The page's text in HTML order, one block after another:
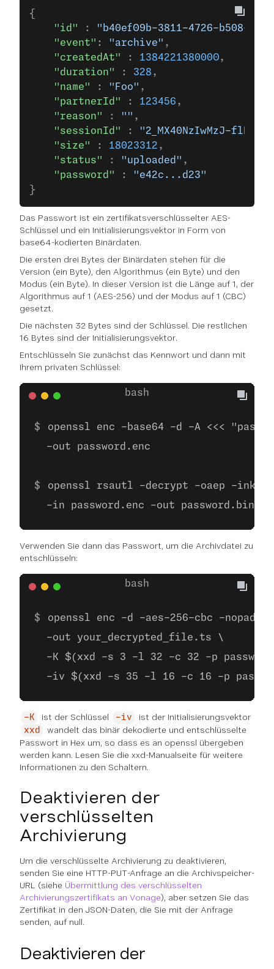
{
    "id"
:
"b40ef09b-3811-4726-b508-
    "event"
: "archive" ,
    "createdAt"
: 1384221380000,
    "duration"
: 328 ,
    "name"
: "Foo" ,
    "partnerId"
: 123456 ,
    "reason"
: "" ,
    "sessionId"
:
"2_MX40NzIwMzJ-
    "size"
: 18023312 ,
    "status"
: "uploaded" ,
    "password"
:
"e42c...d23"
}
Das Passwort ist ein zertifikatsverschlüsselter AES-
Schlüssel und ein Initialisierungsvektor in Form von
base64-kodierten Binärdaten.
Die ersten drei Bytes der Binärdaten stehen für die
Version (ein Byte), den Algorithmus (ein Byte) und den
Modus (ein Byte). In dieser Version ist die Länge auf 1, der
Algorithmus auf 1 (AES-256) und der Modus auf 1 (CBC)
gesetzt.
Die nächsten 32 Bytes sind der Schlüssel. Die restlichen
16 Bytes sind der Initialisierungsvektor.
Entschlüsseln Sie zunächst das Kennwort und dann mit
Ihrem privaten Schlüssel:
openssl enc -base64 -d -A <<<
  -out password.enc
openssl rsautl -decrypt -oaep -inkey
  -in password.enc -out password.bin
Verwenden Sie dann das Passwort, um die Archivdatei zu
entschlüsseln:
openssl enc -d -aes-256-cbc -
  -out your_decrypted_file.ts \
-K $(xxd -s 3 -l 32 -c 32 -p
-iv $(xxd -s 35 -l 16 -c 16 -p
-K ist der Schlüssel -iv ist der Initialisierungsvektor
xxd
wandelt das binär dekodierte und entschlüsselte
Passwort in Hex um, so dass es an openssl übergeben
werden kann. Lesen Sie die xxd-Manualseite für weitere
Informationen zu den Schaltern.
Deaktivieren der
verschlüsselten
Archivierung
Um die verschlüsselte Archivierung zu deaktivieren,
senden Sie eine HTTP-PUT-Anfrage an die Archivspeicher-
URL (siehe Übermittlung des verschlüsselten
Archivierungszertifikats an Vonage), aber setzen Sie das
Zertifikat in den JSON-Daten, die Sie mit der Anfrage
senden, auf null.
Deaktivieren der